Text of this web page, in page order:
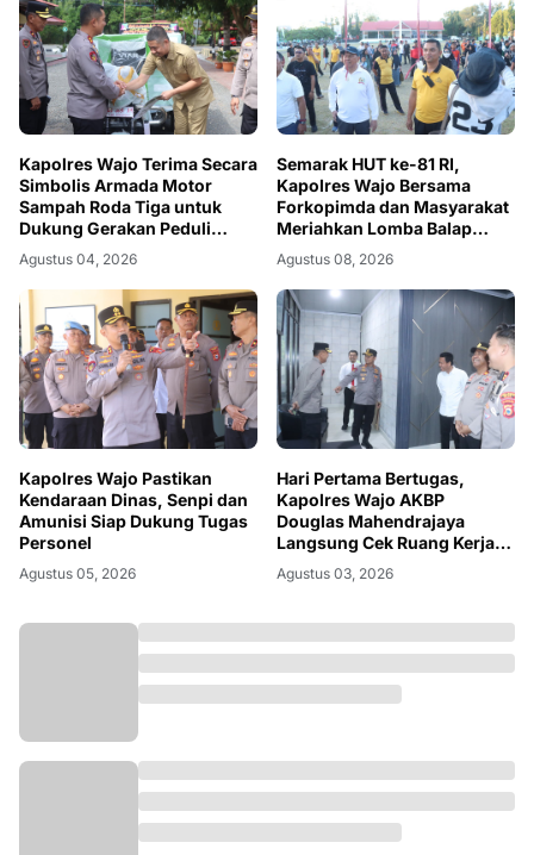
Kapolres Wajo Terima Secara
Simbolis Armada Motor
Sampah Roda Tiga untuk
Dukung Gerakan Peduli
Lingkungan
Agustus 04, 2026
Semarak HUT ke-81 RI,
Kapolres Wajo Bersama
Forkopimda dan Masyarakat
Meriahkan Lomba Balap
Karung
Agustus 08, 2026
Kapolres Wajo Pastikan
Kendaraan Dinas, Senpi dan
Amunisi Siap Dukung Tugas
Personel
Agustus 05, 2026
Hari Pertama Bertugas,
Kapolres Wajo AKBP
Douglas Mahendrajaya
Langsung Cek Ruang Kerja
dan Tahanan
Agustus 03, 2026